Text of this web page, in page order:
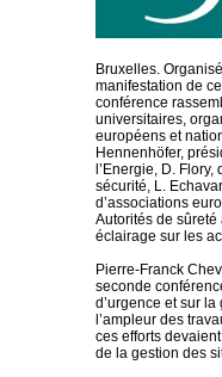
Bruxelles.
manifestation de
conférence
universitaires,
européens et
Hennenhöfer,
l’Energie, D.
sécurité, L.
d’associations
Autorités de
éclairage sur les
Pierre-Franck
seconde
d’urgence et sur
l’ampleur des
ces efforts
de la gestion des